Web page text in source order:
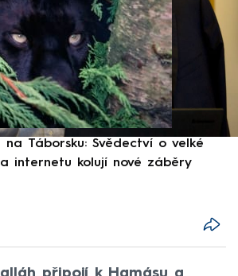
Táborsku: Svědectví o velké
internetu kolují nové záběry